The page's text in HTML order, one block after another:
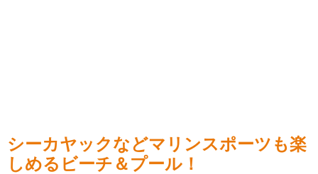
シーカヤックなどマリンスポーツも楽
しめるビーチ＆プール！